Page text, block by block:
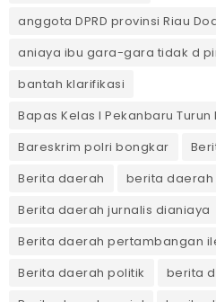
anggota DPRD provinsi Riau
aniaya ibu gara-gara tidak d
bantah klarifikasi
Bapas Kelas I Pekanbaru Turun
Bareskrim polri bongkar
Berita daerah
berita daerah
Berita daerah jurnalis dianiaya
Berita daerah pertambangan
Berita daerah politik
berita